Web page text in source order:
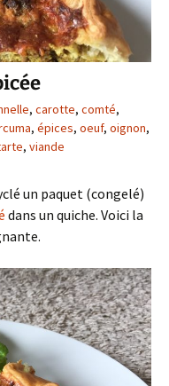
, carotte, comté,
, épices, oeuf, oignon,
, viande
un paquet (congelé)
dans un quiche. Voici la